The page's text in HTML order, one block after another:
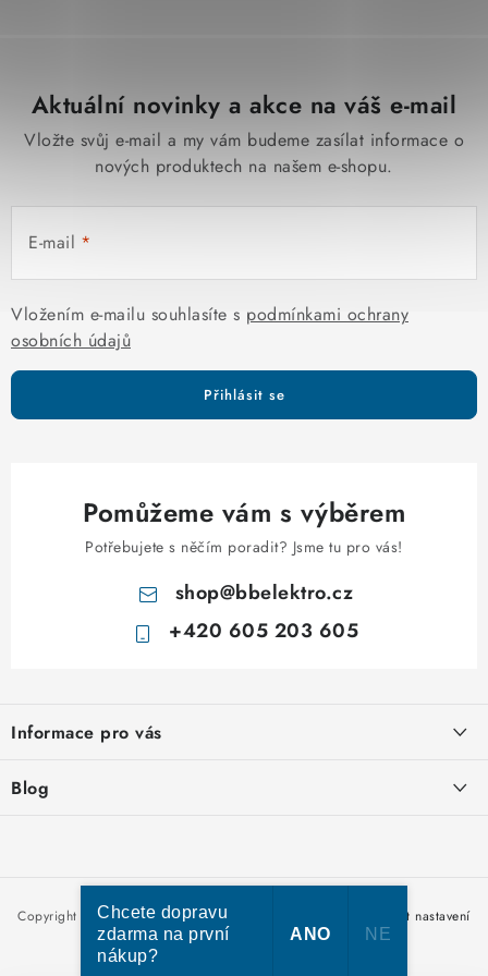
Aktuální novinky a akce na váš e-mail
Vložte svůj e-mail a my vám budeme zasílat informace o
nových produktech na našem e-shopu.
E-mail
Vložením e-mailu souhlasíte s podmínkami ochrany
osobních údajů
Přihlásit se
Pomůžeme vám s výběrem
Potřebujete s něčím poradit? Jsme tu pro vás!
shop@bbelektro.cz
+420 605 203 605
p
a
Informace pro vás
Blog
Nakupujte u nás hned a zaplaťte později – nově přijímáme Skip
Pay
Kabel CYKY – jak vybrat správný typ a průřez
Copyright 2026bbelektro.cz. Všechna práva vyhrazena.
Upravit nastavení
cookies
Chcete dopravu
zdarma na první
nákup?
ANO NE